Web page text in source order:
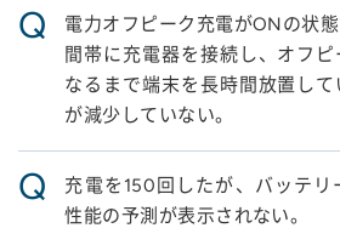
Q
電力オフピーク充電がONの状
間帯に充電器を接続し、オフ
なるまで端末を長時間放置し
が減少していない。
Q
充電を150回したが、バッテリ
性能の予測が表示されない。